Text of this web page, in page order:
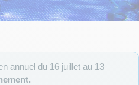
annuel du 16 juillet au 13